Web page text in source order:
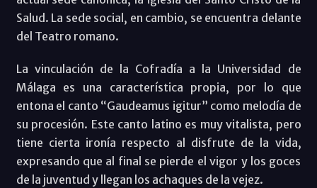
Salud. La sede social, en cambio, se encuentra delante
del Teatro romano.
La vinculación de la Cofradía a la Universidad de
Málaga es una característica propia, por lo que
entona el canto “Gaudeamus igitur” como melodía de
su procesión. Este canto latino es muy vitalista, pero
tiene cierta ironía respecto al disfrute de la vida,
expresando que al final se pierde el vigor y los goces
de la juventud y llegan los achaques de la vejez.